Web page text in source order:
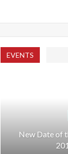
EVENTS
New Date of